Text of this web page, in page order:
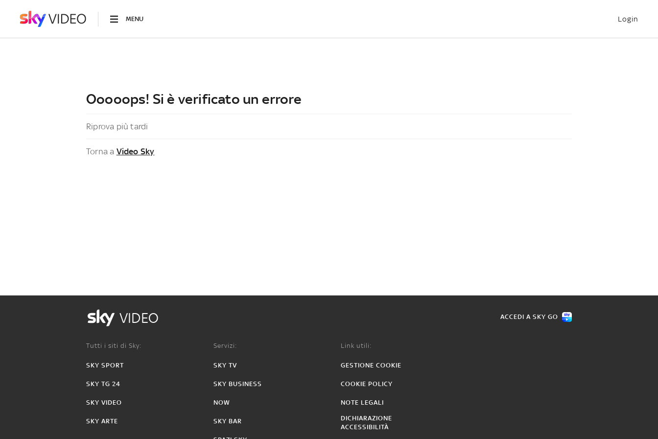
MENU Login
Ooooops! Si è verificato un errore
Riprova più tardi
Torna a Video Sky
VIDEO ACCEDI A SKY GO
Tutti i siti di Sky:
SKY SPORT
SKY TG 24
SKY VIDEO
SKY ARTE
Servizi:
SKY TV
SKY BUSINESS
NOW
SKY BAR
Link utili:
GESTIONE COOKIE
COOKIE POLICY
NOTE LEGALI
DICHIARAZIONE
ACCESSIBILITÀ